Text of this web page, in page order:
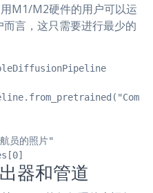
M1/M2硬件的用户可以运
言，这只需要进行最少的
员的照片"
器和管道